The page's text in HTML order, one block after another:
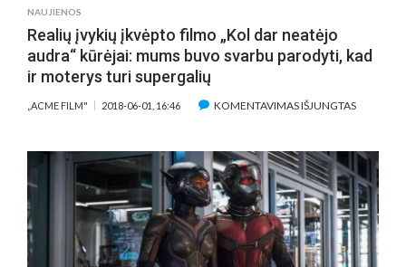
NAUJIENOS
Realių įvykių įkvėpto filmo „Kol dar neatėjo
audra“ kūrėjai: mums buvo svarbu parodyti, kad
ir moterys turi supergalių
„ACME FILM" 2018-06-01, 16:46 KOMENTAVIMAS IŠJUNGTASĮRAŠE
ĮKVĖPTO
FILMO
„KOL
DAR
NEATĖJO
AUDRA“